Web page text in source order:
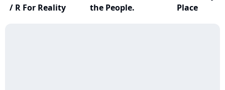
/ R For Reality
the People.
Place